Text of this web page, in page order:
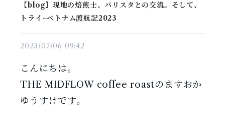
【blog】現地の焙煎士、バリスタとの交流。そして、
トライ~ベトナム渡航記2023
2023/07/06 09:42
こんにちは。
THE MIDFLOW coffee roastのますおか
ゆうすけです。